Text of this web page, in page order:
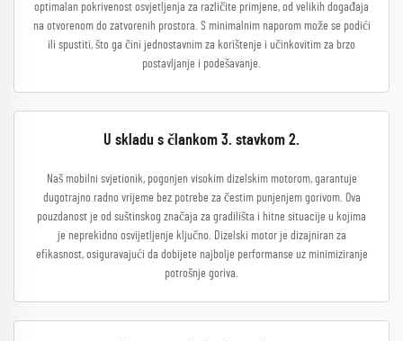
optimalan pokrivenost osvjetljenja za različite primjene, od velikih događaja
na otvorenom do zatvorenih prostora. S minimalnim naporom može se podići
ili spustiti, što ga čini jednostavnim za korištenje i učinkovitim za brzo
postavljanje i podešavanje.
U skladu s člankom 3. stavkom 2.
Naš mobilni svjetionik, pogonjen visokim dizelskim motorom, garantuje
dugotrajno radno vrijeme bez potrebe za čestim punjenjem gorivom. Ova
pouzdanost je od suštinskog značaja za gradilišta i hitne situacije u kojima
je neprekidno osvijetljenje ključno. Dizelski motor je dizajniran za
efikasnost, osiguravajući da dobijete najbolje performanse uz minimiziranje
potrošnje goriva.